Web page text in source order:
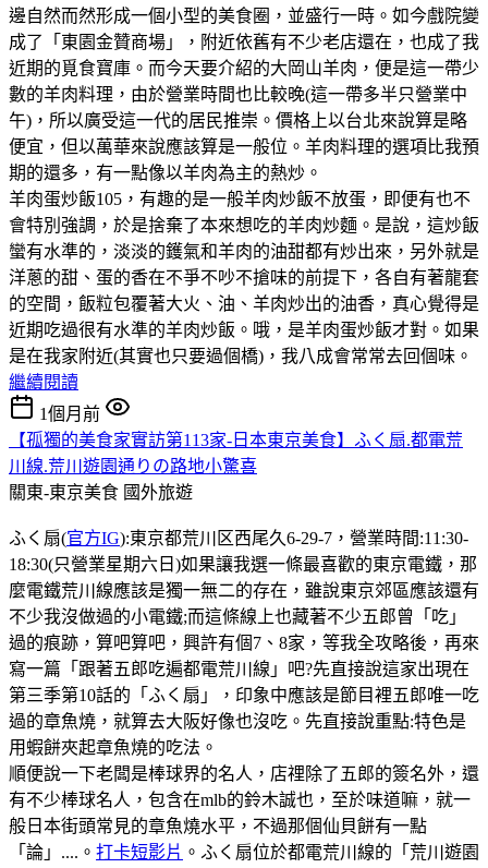
邊自然而然形成一個小型的美食圈，並盛行一時。如今戲院變
成了「東園金贊商場」，附近依舊有不少老店還在，也成了我
近期的覓食寶庫。而今天要介紹的大岡山羊肉，便是這一帶少
數的羊肉料理，由於營業時間也比較晚(這一帶多半只營業中
午)，所以廣受這一代的居民推崇。價格上以台北來說算是略
便宜，但以萬華來說應該算是一般位。羊肉料理的選項比我預
期的還多，有一點像以羊肉為主的熱炒。
羊肉蛋炒飯105，有趣的是一般羊肉炒飯不放蛋，即便有也不
會特別強調，於是捨棄了本來想吃的羊肉炒麵。是說，這炒飯
蠻有水準的，淡淡的鑊氣和羊肉的油甜都有炒出來，另外就是
洋蔥的甜、蛋的香在不爭不吵不搶味的前提下，各自有著龍套
的空間，飯粒包覆著大火、油、羊肉炒出的油香，真心覺得是
近期吃過很有水準的羊肉炒飯。哦，是羊肉蛋炒飯才對。如果
是在我家附近(其實也只要過個橋)，我八成會常常去回個味。
繼續閱讀
1個月前
【孤獨的美食家實訪第113家-日本東京美食】ふく扇.都電荒
川線.荒川遊園通りの路地小驚喜
關東-東京美食 國外旅遊
ふく扇(官方IG):東京都荒川区西尾久6-29-7，營業時間:11:30-
18:30(只營業星期六日)如果讓我選一條最喜歡的東京電鐵，那
麼電鐵荒川線應該是獨一無二的存在，雖說東京郊區應該還有
不少我沒做過的小電鐵;而這條線上也藏著不少五郎曾「吃」
過的痕跡，算吧算吧，興許有個7、8家，等我全攻略後，再來
寫一篇「跟著五郎吃遍都電荒川線」吧?先直接說這家出現在
第三季第10話的「ふく扇」，印象中應該是節目裡五郎唯一吃
過的章魚燒，就算去大阪好像也沒吃。先直接說重點:特色是
用蝦餅夾起章魚燒的吃法。
順便說一下老闆是棒球界的名人，店𥚃除了五郎的簽名外，還
有不少棒球名人，包含在mlb的鈴木誠也，至於味道嘛，就一
般日本街頭常見的章魚燒水平，不過那個仙貝餅有一點
「論」....。 打卡短影片 。ふく扇位於都電荒川線的「荒川遊園